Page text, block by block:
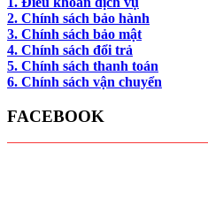
2. Chính sách bảo hành
3. Chính sách bảo mật
4. Chính sách đổi trả
5. Chính sách thanh toán
6. Chính sách vận chuyển
FACEBOOK